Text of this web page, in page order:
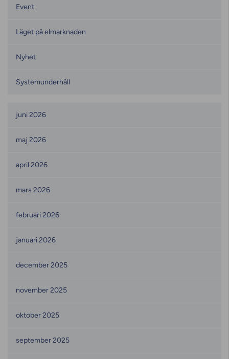
Event
Läget på elmarknaden
Nyhet
Systemunderhåll
juni 2026
maj 2026
april 2026
mars 2026
februari 2026
januari 2026
december 2025
november 2025
oktober 2025
september 2025